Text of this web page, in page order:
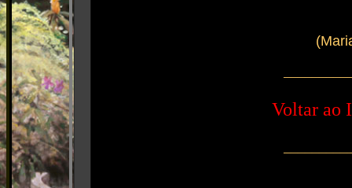
(Maria
Voltar ao